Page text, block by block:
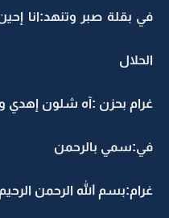
في بقلة صبر وتنهد:انا
الحلال
غرام بحزن :آه شلون إهدي
في:سمي بالرحمن
غرام:بسم الله الرحمن الرحيم